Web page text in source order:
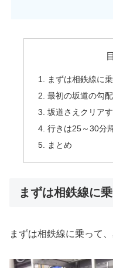
まずは相鉄線に
最初の坂道の勾
坂道さえクリア
行きは25～30分
まとめ
まずは相鉄線に
まずは相鉄線に乗って